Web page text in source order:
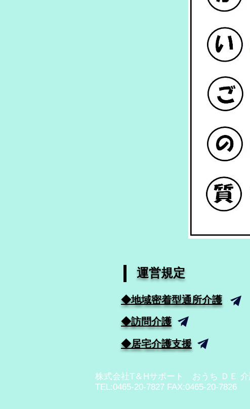
​運営規定
​◆地域密着型通所介護
​◆訪問介護
​◆居宅介護支援
株式会社T＆Hサポート おうち ＤＥ
TEL:0465-20-7827 FAX:0465-20-7826